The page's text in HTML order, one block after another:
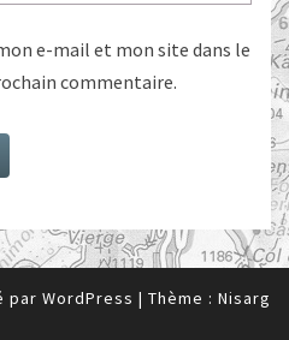
e-mail et mon site dans le
commentaire.
par WordPress | Thème : Nisarg